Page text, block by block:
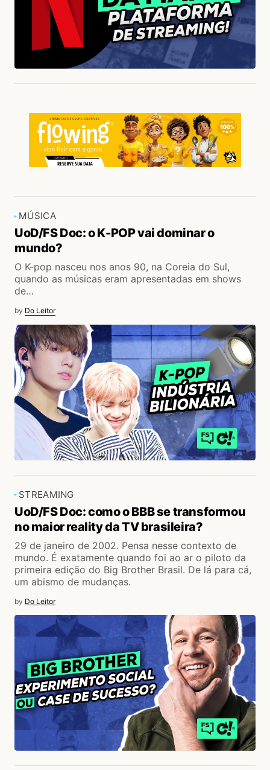
MÚSICA
UoD/FS Doc: o K-POP vai dominar o
mundo?
O K-pop nasceu nos anos 90, na Coreia do Sul,
quando as músicas eram apresentadas em shows
de…
by Do Leitor
STREAMING
UoD/FS Doc: como o BBB se transformou
no maior reality da TV brasileira?
29 de janeiro de 2002. Pensa nesse contexto de
mundo. É exatamente quando foi ao ar o piloto da
primeira edição do Big Brother Brasil. De lá para cá,
um abismo de mudanças.
by Do Leitor